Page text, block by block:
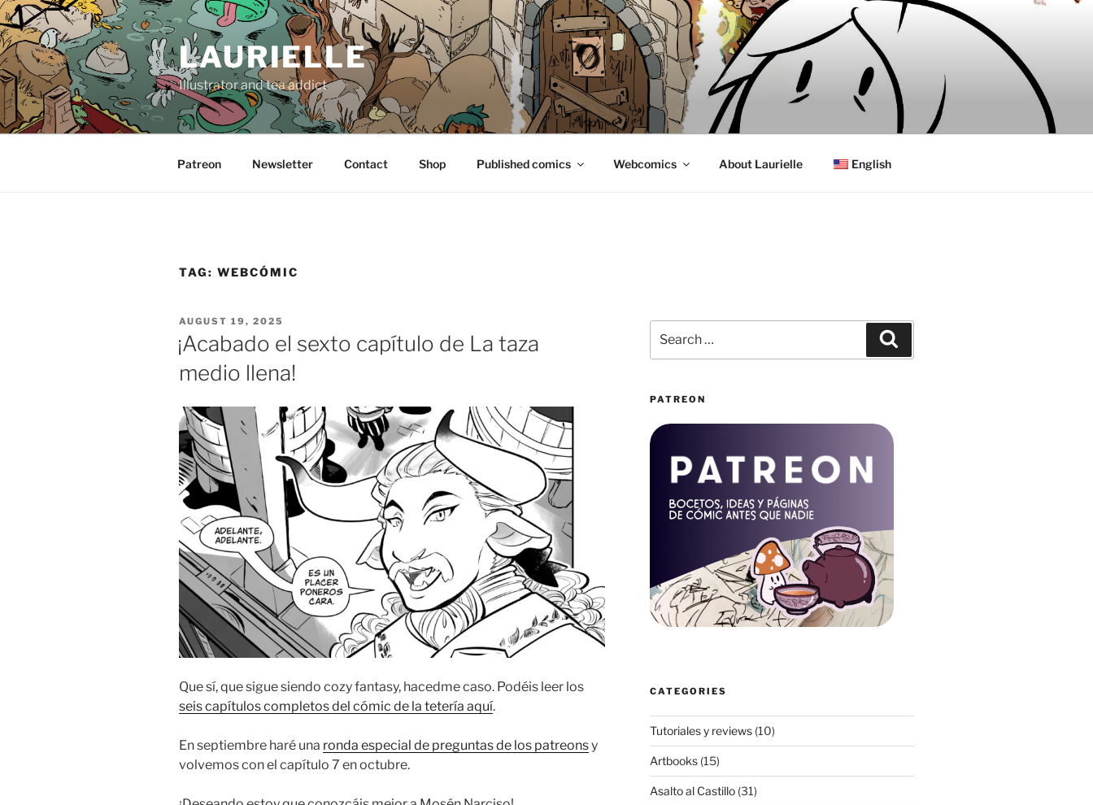
Skip
to
content
LAURIELLE
Illustrator and tea addict
Patreon Newsletter Contact Shop Published comics Webcomics About Laurielle English
TAG: WEBCÓMIC
POSTED
ON
AUGUST 19, 2025
¡Acabado el sexto capítulo de La taza
medio llena!
Que sí, que sigue siendo cozy fantasy, hacedme caso. Podéis leer los
seis capítulos completos del cómic de la tetería aquí.
En septiembre haré una ronda especial de preguntas de los patreonsy
volvemos con el capítulo 7 en octubre.
for:
PATREON
CATEGORIES
Tutoriales y reviews(10)
Artbooks(15)
Asalto al Castillo(31)